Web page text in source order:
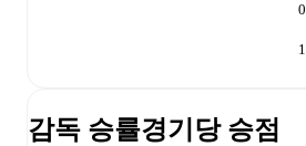
0
1
감독 승률경기당 승점